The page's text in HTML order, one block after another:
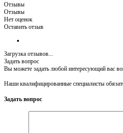
Отзывы
Отзывы
Нет оценок
Оставить отзыв
Загрузка отзывов...
Задать вопрос
Вы можете задать любой интересующий вас
Наши квалифицированные специалисты
Задать вопрос